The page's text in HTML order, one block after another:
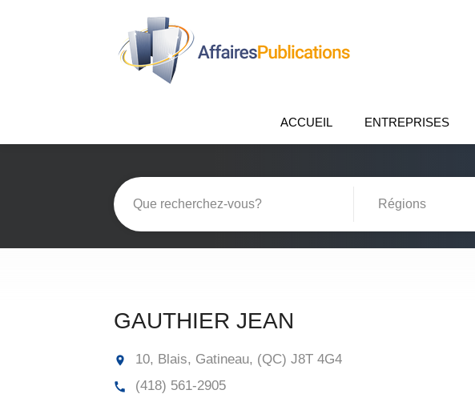
ACCUEIL ENTREPRISES
GAUTHIER JEAN
10, Blais, Gatineau, (QC) J8T 4G4
(418) 561-2905